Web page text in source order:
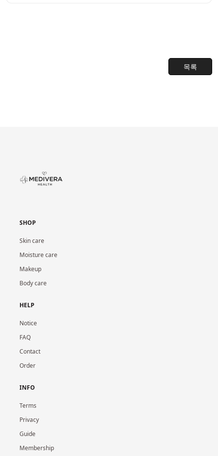
목록
SHOP
Skin care
Moisture care
Makeup
Body care
HELP
Notice
FAQ
Contact
Order
INFO
Terms
Privacy
Guide
Membership